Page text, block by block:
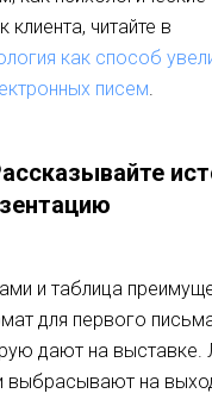
клиента, читайте в
как способ
писем
и таблица
для первого
дают на выставке.
выбрасывают на